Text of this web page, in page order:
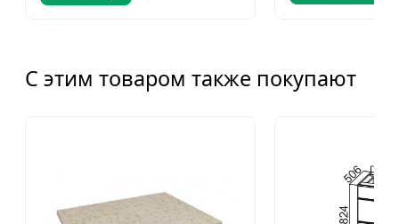
С этим товаром также покупают